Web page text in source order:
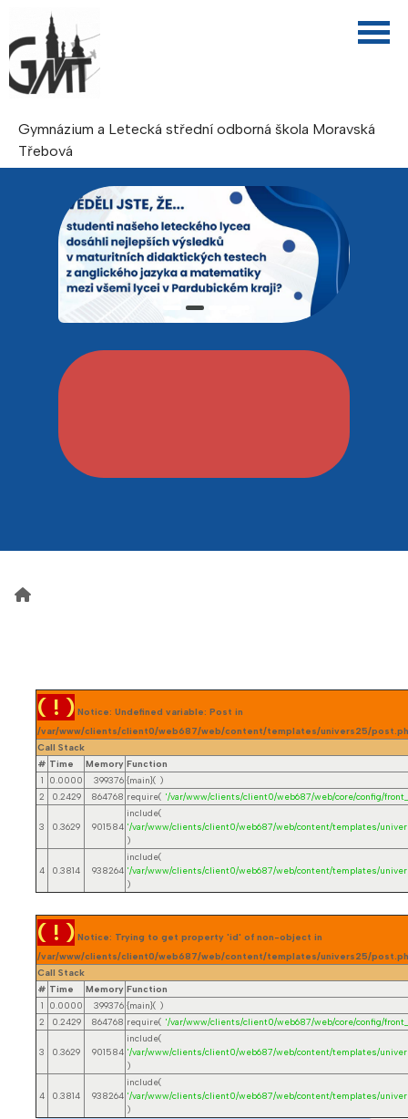
Gymnázium a Letecká střední odborná škola Moravská
Třebová
( ! ) Notice: Undefined variable: Post in
/var/www/clients/client0/web687/web/content/templates/univers25/
Call Stack
# Time Memory Function
1
0.0000 399376 {main}( )
2
0.2429 864768 require( '/var/www/clients/client0/web687/web/core/config/
3 0.3629 901584
include(
'/var/www/clients/client0/web687/web/content/templates/
)
4 0.3814 938264
include(
'/var/www/clients/client0/web687/web/content/templates/
)
( ! ) Notice: Trying to get property 'id' of non-object in
/var/www/clients/client0/web687/web/content/templates/univers25/
Call Stack
# Time Memory Function
1
0.0000 399376 {main}( )
2
0.2429 864768 require( '/var/www/clients/client0/web687/web/core/config/
3 0.3629 901584
include(
'/var/www/clients/client0/web687/web/content/templates/
)
4 0.3814 938264
include(
'/var/www/clients/client0/web687/web/content/templates/
)